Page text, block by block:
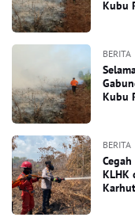
Kubu
BERITA
Kubu
BERITA
KLHK